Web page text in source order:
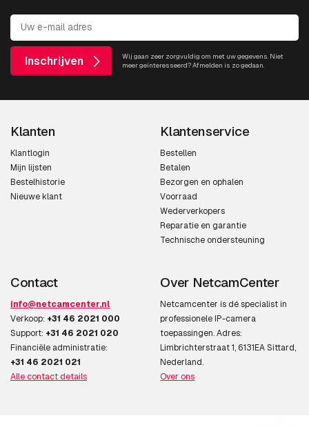
Inschrijven
Wij gaan zeer zorgvuldig om met uw gegevens. Niet
meer geïnteresseerd? Afmelden is zo gedaan.
Klanten
Klantlogin
Mijn lijsten
Bestelhistorie
Nieuwe klant
Klantenservice
Bestellen
Betalen
Bezorgen en ophalen
Voorraad
Wederverkopers
Reparatie en garantie
Technische ondersteuning
Contact
info@netcamcenter.nl
Verkoop: +31 46 2021 000
Support: +31 46 2021 020
Financiële administratie:
+31 46 2021 021
Alle contact details
Over NetcamCenter
Netcamcenter is dé specialist in
professionele IP-camera
toepassingen. Adres:
Limbrichterstraat 1, 6131EA Sittard,
Nederland.
Over ons